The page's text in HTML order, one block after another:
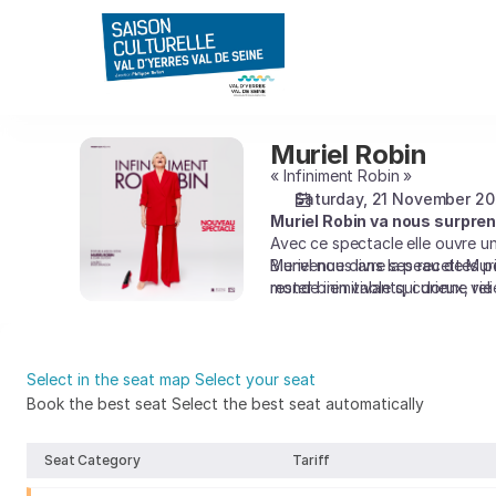
Saison
Culturelle
Muriel
Robin
Muriel Robin
« Infiniment Robin »
Saturday, 21 November
Muriel Robin va nous
Avec ce spectacle elle ouvre
Bienvenue dans la peau de
monde inimitable qui donne
Muriel nous livre ses recettes
rester bien vivants, curieux,
Select in the seat map Select your seat
Book the best seat Select the best seat automatically
the
Seat Category Tariff